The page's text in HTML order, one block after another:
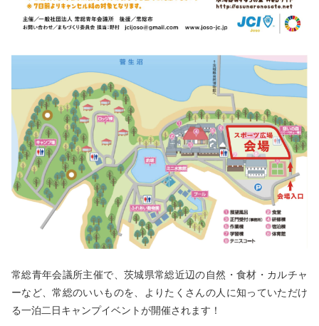
常総青年会議所主催で、茨城県常総近辺の自然・食材・カルチャ
ーなど、常総のいいものを、よりたくさんの人に知っていただけ
る一泊二日キャンプイベントが開催されます！